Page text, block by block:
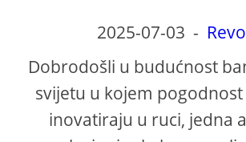
2025-07-03 -
Dobrodošli u budućnost
svijetu u kojem pogodnost
inovatiraju u ruci, jedna